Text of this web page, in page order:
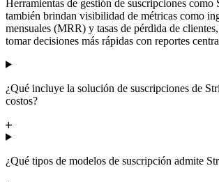
Herramientas de gestión de suscripciones
también brindan visibilidad de métricas como
mensuales (MRR) y tasas de pérdida de
tomar decisiones más rápidas con reportes
¿Qué incluye la solución de suscripciones de
costos?
¿Qué tipos de modelos de suscripción admite